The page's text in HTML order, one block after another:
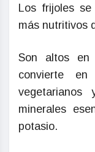
Los frijoles
más nutritivos
Son altos
convierte
vegetarianos
minerales
potasio.